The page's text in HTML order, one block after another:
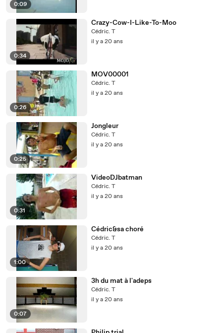
0:09
0:34
Crazy-Cow-I-Like-To-Moo
Cédric. T
il y a 20 ans
0:26
MOV00001
Cédric. T
il y a 20 ans
0:25
Jongleur
Cédric. T
il y a 20 ans
0:31
VideoDJbatman
Cédric. T
il y a 20 ans
1:00
Cédric&sa choré
Cédric. T
il y a 20 ans
0:07
3h du mat à l'adeps
Cédric. T
il y a 20 ans